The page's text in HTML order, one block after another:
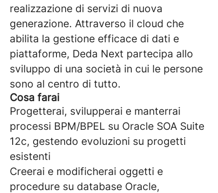
realizzazione di servizi di nuova
generazione. Attraverso il cloud che
abilita la gestione efficace di dati e
piattaforme, Deda Next partecipa allo
sviluppo di una società in cui le persone
sono al centro di tutto.
Cosa farai
Progetterai, svilupperai e manterrai
processi BPM/BPEL su Oracle SOA Suite
12c, gestendo evoluzioni su progetti
esistenti
Creerai e modificherai oggetti e
procedure su database Oracle,